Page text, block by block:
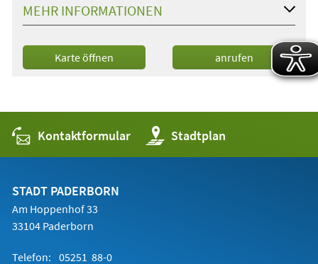
MEHR INFORMATIONEN
Karte öffnen
(Öffnet
in
anrufen
Kontaktformular Stadtplan
(Öffnet
in
einem
STADT PADERBORN
Am Hoppenhof 33
33104 Paderborn
Telefon: 05251 88-0